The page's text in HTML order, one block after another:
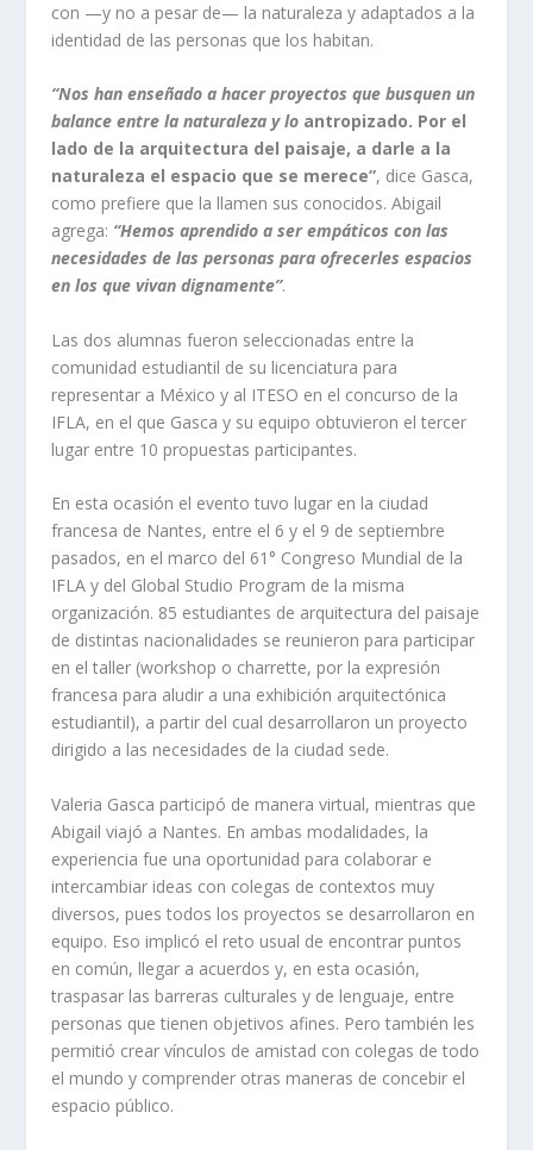
con —y no a pesar de— la naturaleza y adaptados a la
identidad de las personas que los habitan.
“Nos han enseñado a hacer proyectos que busquen un
balance entre la naturaleza y loantropizado. Por el
lado de la arquitectura del paisaje, a darle a la
naturaleza el espacio que se merece”, dice Gasca,
como prefiere que la llamen sus conocidos. Abigail
agrega: “Hemos aprendido a ser empáticos con las
necesidades de las personas para ofrecerles espacios
en los que vivan dignamente”.
Las dos alumnas fueron seleccionadas entre la
comunidad estudiantil de su licenciatura para
representar a México y al ITESO en el concurso de la
IFLA, en el que Gasca y su equipo obtuvieron el tercer
lugar entre 10 propuestas participantes.
En esta ocasión el evento tuvo lugar en la ciudad
francesa de Nantes, entre el 6 y el 9 de septiembre
pasados, en el marco del 61° Congreso Mundial de la
IFLA y del Global Studio Program de la misma
organización. 85 estudiantes de arquitectura del paisaje
de distintas nacionalidades se reunieron para participar
en el taller (workshop o charrette, por la expresión
francesa para aludir a una exhibición arquitectónica
estudiantil), a partir del cual desarrollaron un proyecto
dirigido a las necesidades de la ciudad sede.
Valeria Gasca participó de manera virtual, mientras que
Abigail viajó a Nantes. En ambas modalidades, la
experiencia fue una oportunidad para colaborar e
intercambiar ideas con colegas de contextos muy
diversos, pues todos los proyectos se desarrollaron en
equipo. Eso implicó el reto usual de encontrar puntos
en común, llegar a acuerdos y, en esta ocasión,
traspasar las barreras culturales y de lenguaje, entre
personas que tienen objetivos afines. Pero también les
permitió crear vínculos de amistad con colegas de todo
el mundo y comprender otras maneras de concebir el
espacio público.